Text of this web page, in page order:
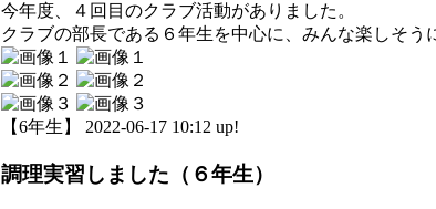
今年度、４回目のクラブ活動がありました。
クラブの部長である６年生を中心に、みんな楽しそう
【6年生】 2022-06-17 10:12 up!
調理実習しました（６年生）